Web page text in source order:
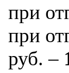
при
при
руб. –